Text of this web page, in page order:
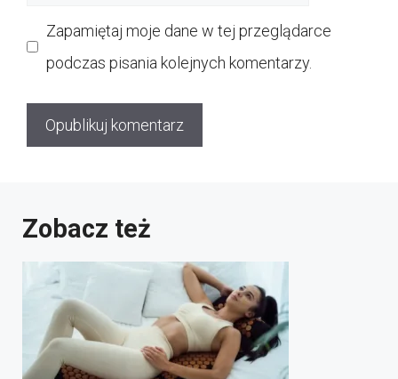
Zapamiętaj moje dane w tej przeglądarce
podczas pisania kolejnych komentarzy.
Zobacz też